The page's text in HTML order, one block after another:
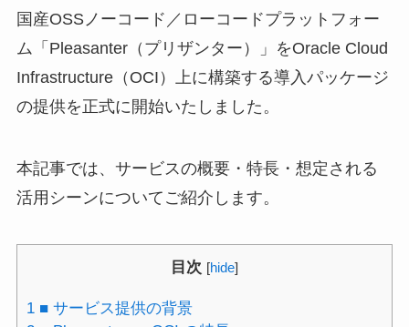
国産OSSノーコード／ローコードプラットフォー
ム「Pleasanter（プリザンター）」をOracle Cloud
Infrastructure（OCI）上に構築する導入パッケージ
の提供を正式に開始いたしました。
本記事では、サービスの概要・特長・想定される
活用シーンについてご紹介します。
目次 [hide]
1■ サービス提供の背景